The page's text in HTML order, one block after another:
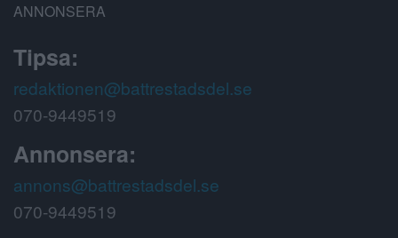
ANNONSERA
Tipsa:
redaktionen@battrestadsdel.se
070-9449519
Annonsera:
annons@battrestadsdel.se
070-9449519